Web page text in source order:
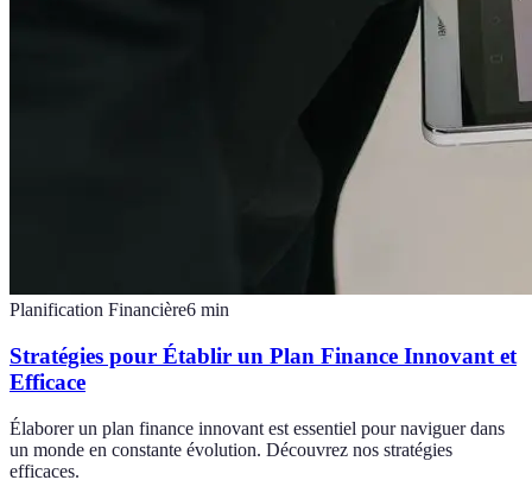
Planification Financière6 min
Stratégies pour Établir un Plan Finance Innovant et
Efficace
Élaborer un plan finance innovant est essentiel pour naviguer dans
un monde en constante évolution. Découvrez nos stratégies
efficaces.